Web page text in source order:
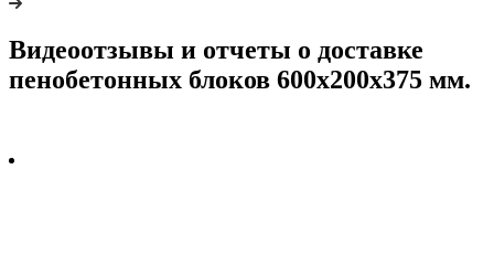
Видеоотзывы и отчеты о доставке
пенобетонных блоков 600х200х375 мм.